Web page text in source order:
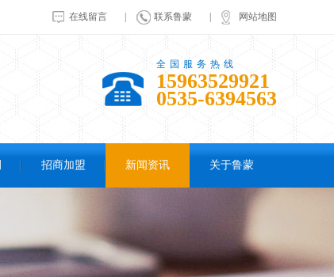
在线留言 联系鲁蒙 网站地图
全国服务热线
15963529921
0535-6394563
招商加盟 新闻资讯 关于鲁蒙